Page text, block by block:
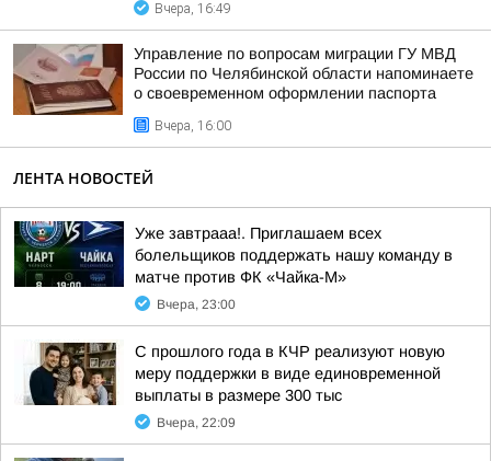
Вчера, 16:49
Управление по вопросам миграции ГУ МВД
России по Челябинской области напоминаете
о своевременном оформлении паспорта
Вчера, 16:00
ЛЕНТА НОВОСТЕЙ
Уже завтрааа!. Приглашаем всех
болельщиков поддержать нашу команду в
матче против ФК «Чайка-М»
Вчера, 23:00
С прошлого года в КЧР реализуют новую
меру поддержки в виде единовременной
выплаты в размере 300 тыс
Вчера, 22:09